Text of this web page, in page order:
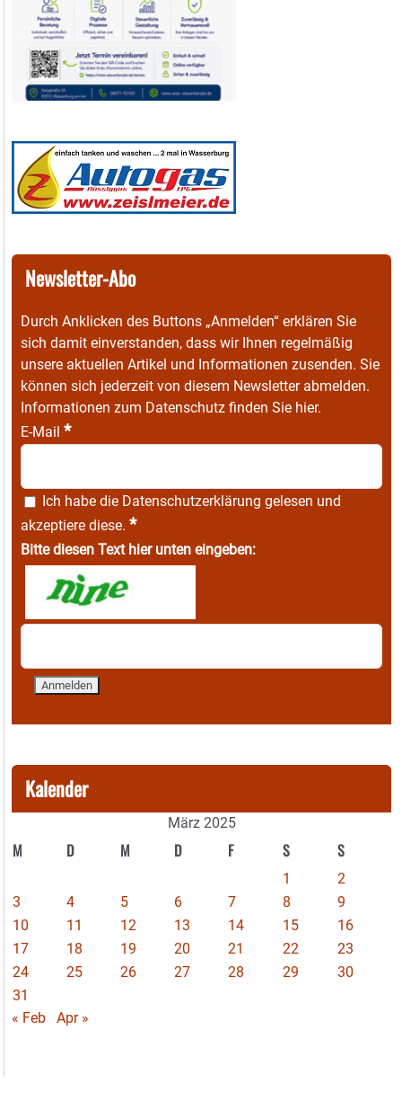
Newsletter-Abo
Durch Anklicken des Buttons „Anmelden“ erklären Sie
sich damit einverstanden, dass wir Ihnen regelmäßig
unsere aktuellen Artikel und Informationen zusenden. Sie
können sich jederzeit von diesem Newsletter abmelden.
Informationen zum Datenschutz finden Sie hier.
E-Mail *
Ich habe die Datenschutzerklärung gelesen und
akzeptiere diese. *
Bitte diesen Text hier unten eingeben:
Kalender
März 2025
M D M D F S S
1
2
3
4 5 6 7 8
9
10
11 12 13 14 15
16
17
18 19 20 21 22
23
24
25 26 27 28 29
30
31
« Feb
Apr »